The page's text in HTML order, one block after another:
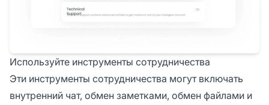
Используйте инструменты сотрудничества
Эти инструменты сотрудничества могут включать
внутренний чат, обмен заметками, обмен файлами и